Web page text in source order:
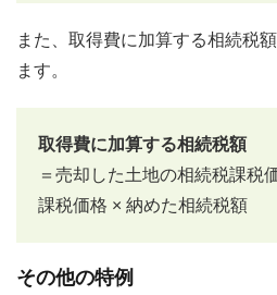
また、取得費に加算する相続税
ます。
取得費に加算する相続税額
＝売却した土地の相続税課
課税価格 × 納めた相続税額
その他の特例